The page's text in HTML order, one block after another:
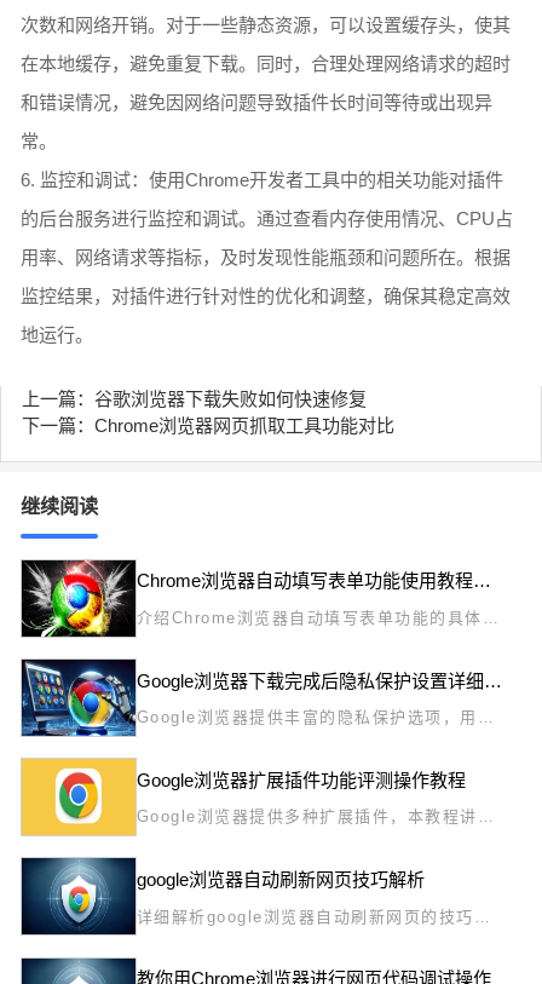
次数和网络开销。对于一些静态资源，可以设置缓存头，使其
在本地缓存，避免重复下载。同时，合理处理网络请求的超时
和错误情况，避免因网络问题导致插件长时间等待或出现异
常。
6. 监控和调试：使用Chrome开发者工具中的相关功能对插件
的后台服务进行监控和调试。通过查看内存使用情况、CPU占
用率、网络请求等指标，及时发现性能瓶颈和问题所在。根据
监控结果，对插件进行针对性的优化和调整，确保其稳定高效
地运行。
上一篇：谷歌浏览器下载失败如何快速修复
下一篇：Chrome浏览器网页抓取工具功能对比
继续阅读
Chrome浏览器自动填写表单功能使用教程及实测
介绍Chrome浏览器自动填写表单功能的具体使
用教程和实测效果，提升用户填写效率，减少重
复输入，提升工作和浏览体验。
Google浏览器下载完成后隐私保护设置详细指南
Google浏览器提供丰富的隐私保护选项，用户
可通过详细设置有效防止数据泄露、跟踪与恶意
网站访问，保障上网安全。
Google浏览器扩展插件功能评测操作教程
Google浏览器提供多种扩展插件，本教程讲解
功能评测和使用方法，帮助用户选择适合自己的
插件。
google浏览器自动刷新网页技巧解析
详细解析google浏览器自动刷新网页的技巧，
帮助用户提高浏览效率和实时更新网页内容。
教你用Chrome浏览器进行网页代码调试操作